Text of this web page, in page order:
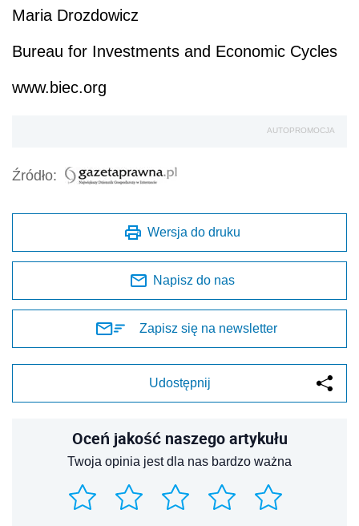
Maria Drozdowicz
Bureau for Investments and Economic Cycles
www.biec.org
AUTOPROMOCJA
Źródło:
Wersja do druku
Napisz do nas
Zapisz się na newsletter
Udostępnij
Oceń jakość naszego artykułu
Twoja opinia jest dla nas bardzo ważna